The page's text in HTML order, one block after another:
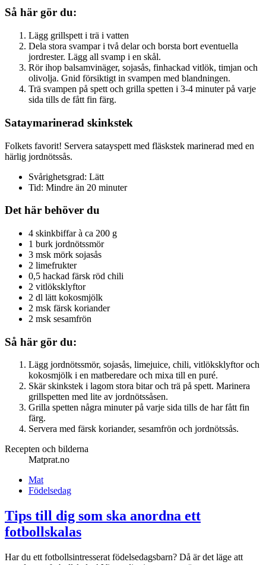
Så här gör du:
Lägg grillspett i trä i vatten
Dela stora svampar i två delar och borsta bort eventuella
jordrester. Lägg all svamp i en skål.
Rör ihop balsamvinäger, sojasås, finhackad vitlök, timjan och
olivolja. Gnid försiktigt in svampen med blandningen.
Trä svampen på spett och grilla spetten i 3-4 minuter på varje
sida tills de fått fin färg.
Sataymarinerad skinkstek
Folkets favorit! Servera satayspett med fläskstek marinerad med en
härlig jordnötssås.
Svårighetsgrad: Lätt
Tid: Mindre än 20 minuter
Det här behöver du
4 skinkbiffar à ca 200 g
1 burk jordnötssmör
3 msk mörk sojasås
2 limefrukter
0,5 hackad färsk röd chili
2 vitlöksklyftor
2 dl lätt kokosmjölk
2 msk färsk koriander
2 msk sesamfrön
Så här gör du:
Lägg jordnötssmör, sojasås, limejuice, chili, vitlöksklyftor och
kokosmjölk i en matberedare och mixa till en puré.
Skär skinkstek i lagom stora bitar och trä på spett. Marinera
grillspetten med lite av jordnötssåsen.
Grilla spetten några minuter på varje sida tills de har fått fin
färg.
Servera med färsk koriander, sesamfrön och jordnötssås.
Recepten och bilderna
Matprat.no
Mat
Födelsedag
Tips till dig som ska anordna ett
fotbollskalas
Har du ett fotbollsintresserat födelsedagsbarn? Då är det läge att